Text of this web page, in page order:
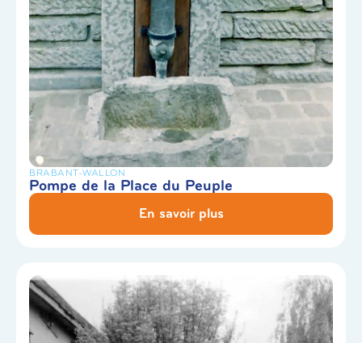
BRABANT-WALLON
Pompe de la Place du Peuple
En savoir plus